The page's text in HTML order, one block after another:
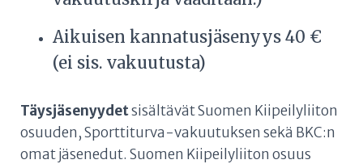
Aikuisen kannatusjäsenyys 40 €
(ei sis. vakuutusta)
Täysjäsenyydetsisältävät Suomen Kiipeilyliiton
osuuden, Sporttiturva-vakuutuksen sekä BKC:n
omat jäsenedut. Suomen Kiipeilyliiton osuus